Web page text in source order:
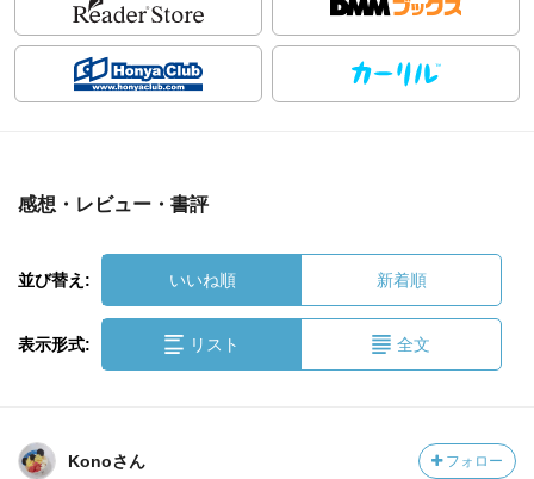
感想・レビュー・書評
並び替え: いいね順 新着順
表示形式: リスト 全文
Konoさん フォロー